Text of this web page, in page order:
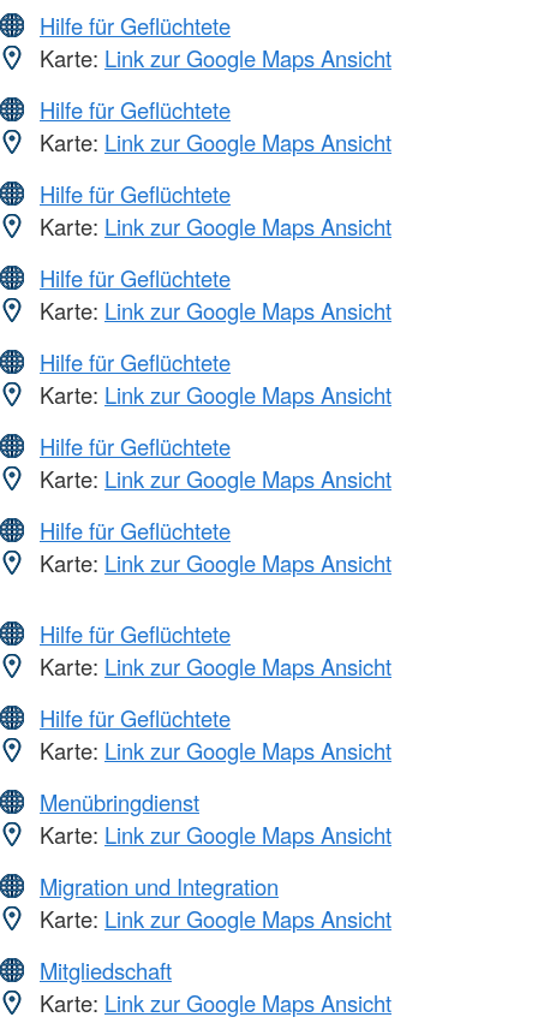
Hilfe für Geflüchtete
Karte: Link zur Google Maps Ansicht
Hilfe für Geflüchtete
Karte: Link zur Google Maps Ansicht
Hilfe für Geflüchtete
Karte: Link zur Google Maps Ansicht
Hilfe für Geflüchtete
Karte: Link zur Google Maps Ansicht
Hilfe für Geflüchtete
Karte: Link zur Google Maps Ansicht
Hilfe für Geflüchtete
Karte: Link zur Google Maps Ansicht
Hilfe für Geflüchtete
Karte: Link zur Google Maps Ansicht
Hilfe für Geflüchtete
Karte: Link zur Google Maps Ansicht
Hilfe für Geflüchtete
Karte: Link zur Google Maps Ansicht
Menübringdienst
Karte: Link zur Google Maps Ansicht
Migration und Integration
Karte: Link zur Google Maps Ansicht
Mitgliedschaft
Karte: Link zur Google Maps Ansicht